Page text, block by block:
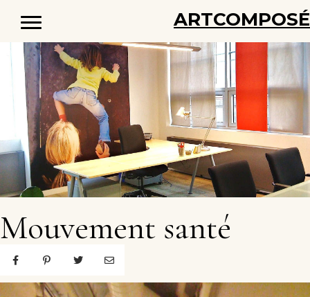
ARTCOMPOSÉ
Mouvement santé